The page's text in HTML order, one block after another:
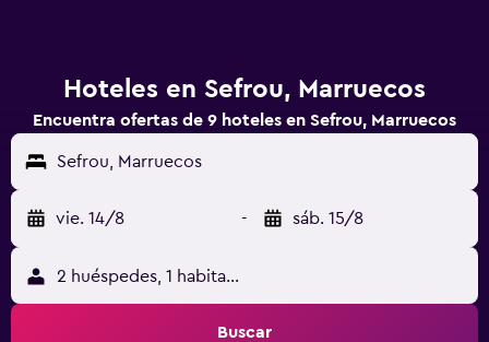
Hoteles en Sefrou, Marruecos
Encuentra ofertas de 9 hoteles en Sefrou, Marruecos
Sefrou, Marruecos
vie. 14/8 - sáb. 15/8
2 huéspedes, 1 habitación
Buscar